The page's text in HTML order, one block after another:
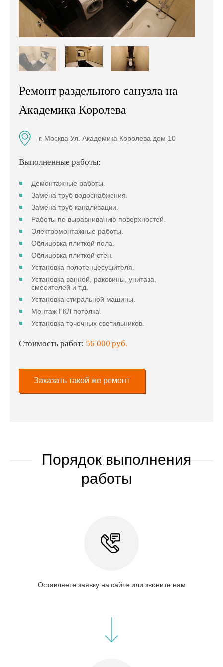
Ремонт раздельного санузла на
Академика Королева
г. Москва Ул. Академика Королева дом 10
Выполненные работы:
Демонтажные работы.
Замена труб водоснабжения.
Замена труб канализации.
Работы по выравниванию поверхностей.
Электромонтажные работы.
Облицовка плиткой пола.
Облицовка плиткой стен.
Установка полотенцесушителя.
Установка ванной, раковины, унитаза,
смесителей и т.д.
Установка стиральной машины.
Монтаж ГКЛ потолка.
Установка точечных светильников.
Стоимость работ: 56 000 руб.
Заказать такой же ремонт
Порядок выполнения
работы
Оставляете заявку на сайте или звоните нам